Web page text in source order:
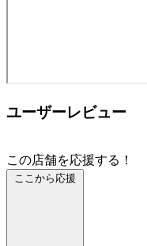
ユーザーレビュー
この店舗を応援する！
ここから応援